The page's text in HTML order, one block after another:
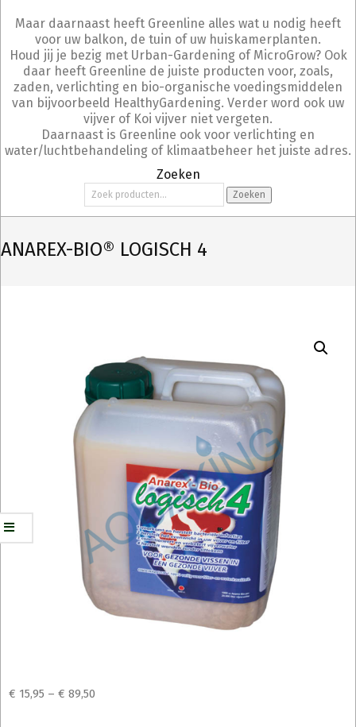
Maar daarnaast heeft Greenline alles wat u nodig heeft
voor uw balkon, de tuin of uw huiskamerplanten.
Houd jij je bezig met Urban-Gardening of MicroGrow? Ook
daar heeft Greenline de juiste producten voor, zoals,
zaden, verlichting en bio-organische voedingsmiddelen
van bijvoorbeeld HealthyGardening. Verder word ook uw
vijver of Koi vijver niet vergeten.
Daarnaast is Greenline ook voor verlichting en
water/luchtbehandeling of klimaatbeheer het juiste adres.
Zoeken
Zoeken
naar:
Zoeken
ANAREX-BIO® LOGISCH 4
€ 15,95 – € 89,50